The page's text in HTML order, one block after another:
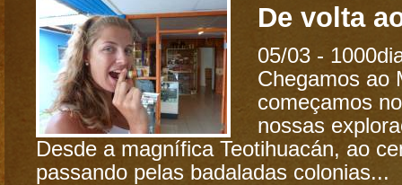
De volta
05/03 -
Chegamos ao
começamos
nossas
Desde a magnífica Teotihuacán, ao
passando pelas badaladas colonias...